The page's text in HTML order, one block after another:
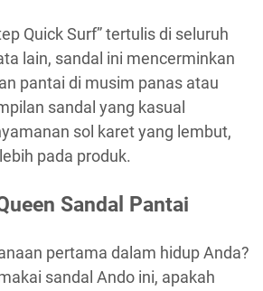
Quick Surf” tertulis di seluruh
lain, sandal ini mencerminkan
pantai di musim panas atau
sandal yang kasual
sol karet yang lembut,
pada produk.
Sandal Pantai
pertama dalam hidup Anda?
sandal Ando ini, apakah